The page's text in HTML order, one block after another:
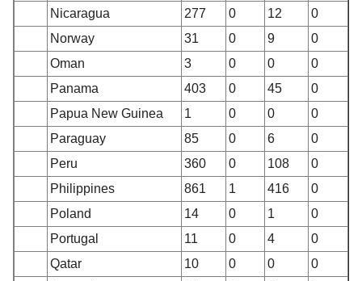
Nicaragua 277 0 12
0
Norway
31 0 9
0
Oman
3 0 0
0
Panama
403 0 45
0
Papua New Guinea
1 0 0
0
Paraguay
85 0 6
0
Peru
360 0 108
0
Philippines
861 1 416
0
Poland
14 0 1
0
Portugal
11 0 4
0
Qatar
10 0 0
0